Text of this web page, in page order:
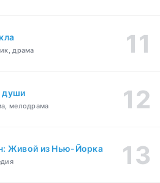
драма
души
мелодрама
Живой из Нью-Йорка